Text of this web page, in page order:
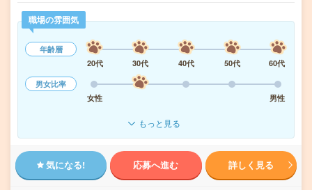
職場の雰囲気
年齢層
20代
30代 40代 50代
60代
男女比率
女性
男性
もっと見る
気になる! 応募へ進む 詳しく見る